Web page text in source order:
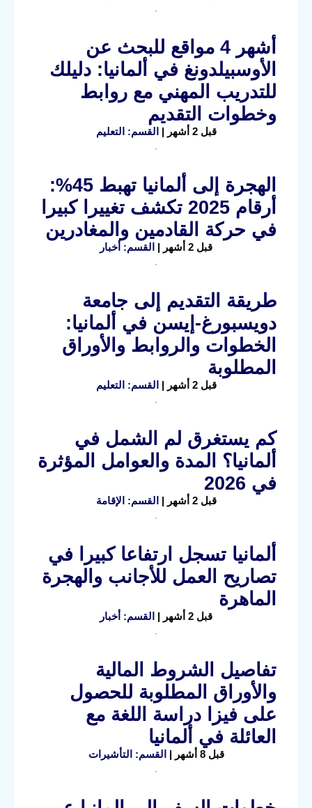
أشهر 4 مواقع للبحث عن
الأوسبيلدونغ في ألمانيا: دليلك
للتدريب المهني مع روابط
وخطوات التقديم
قبل 2 أشهر | القسم: التعليم
الهجرة إلى ألمانيا تهبط 45%:
أرقام 2025 تكشف تغييرا كبيرا
في حركة القادمين والمغادرين
قبل 2 أشهر | القسم: أخبار
طريقة التقديم إلى جامعة
دويسبورغ-إيسن في ألمانيا:
الخطوات والروابط والأوراق
المطلوبة
قبل 2 أشهر | القسم: التعليم
كم يستغرق لم الشمل في
ألمانيا؟ المدة والعوامل المؤثرة
في 2026
قبل 2 أشهر | القسم: الإقامة
ألمانيا تسجل ارتفاعا كبيرا في
تصاريح العمل للأجانب والهجرة
الماهرة
قبل 2 أشهر | القسم: أخبار
تفاصيل الشروط المالية
والأوراق المطلوبة للحصول
على فيزا دراسة اللغة مع
العائلة في ألمانيا
قبل 8 أشهر | القسم: التأشيرات